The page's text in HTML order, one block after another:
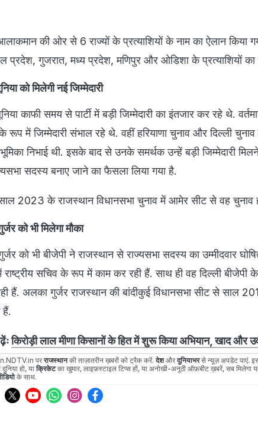
की ओर से 6 राज्यों के प्रत्याशियों के नाम का ऐलान किया
प्रदेश, गुजरात, मध्य प्रदेश, मणिपुर और ओडिशा के प्रत्याशियों का
को मिलेगी नई जिम्मेदारी
काफी समय से पार्टी में बड़ी जिम्मेदारी का इंतजार कर रहे थे.
रूप में जिम्मेदारी संभाल रहे थे. वहीं हरियाणा चुनाव और दिल्ली चुनाव
निभाई थी. इसके बाद से उनके समर्थक उन्हें बड़ी जिम्मेदारी
सदस्य बनाए जाने का फैसला लिया गया है.
2023 के राजस्थान विधानसभा चुनाव में आमेर सीट से वह चुनाव
को भी मिलेगा मौका
को भी बीजेपी ने राजस्थान से राज्यसभा सदस्य का उम्मीदवार
राष्ट्रीय सचिव के रूप में काम कर रही हैं. साथ ही वह दिल्ली बीजेपी के
हैं. अलका गुर्जर राजस्थान की बांदीकुई विधानसभा सीट से साल
हैं.
किरोड़ी लाल मीणा किसानों के हित में शुरू किया अभियान, खाद और
परराजस्थानकी ताज़ातरीन ख़बरों को ट्रैक करें. देशऔरदुनियाभरसे न्यूज़ अपडेट पाएं.
हो, या क्रिकेटका खुमार, लाइफ़स्टाइल टिप्स हों, या अनोखी-अनूठी ऑफ़बीट ख़बरें, सब मिलेगा
के साथ.